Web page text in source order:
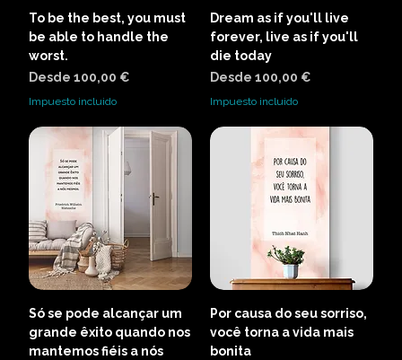
To be the best, you must
be able to handle the
worst.
Desde 100,00 €
Precio de oferta
Impuesto incluido
Dream as if you'll live
forever, live as if you'll
die today
Desde 100,00 €
Precio de oferta
Impuesto incluido
Só se pode alcançar um
grande êxito quando nos
mantemos fiéis a nós
Por causa do seu sorriso,
você torna a vida mais
bonita